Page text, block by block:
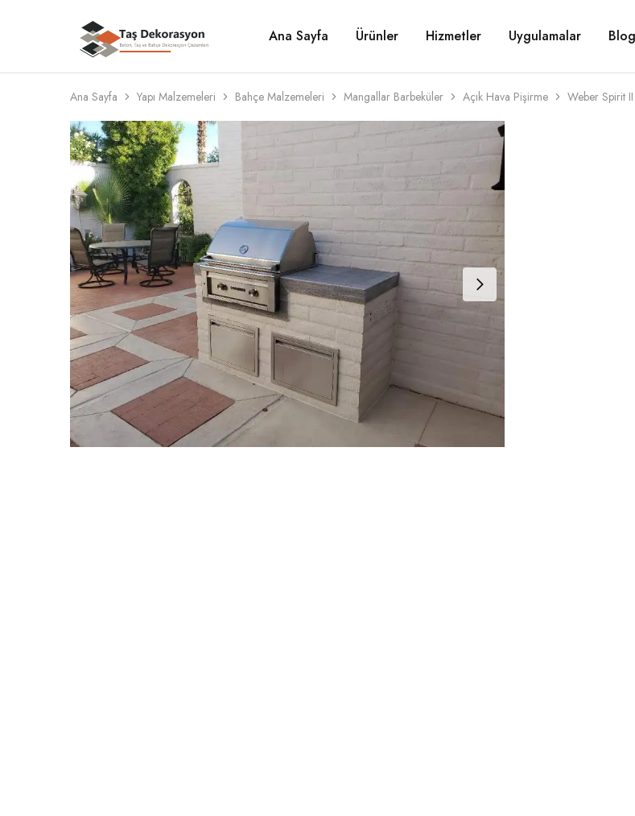
Taş
Dekorasyon
Beton,
Taş
Bahçe
Dekorasyon
Çözümleri
Ana Sayfa Ürünler Hizmetler Uygulamalar Blog
Ana Sayfa Yapı Malzemeleri Bahçe Malzemeleri Mangallar Barbeküler Açık Hava Pişirme Weber Spirit